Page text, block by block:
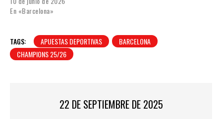
En «Barcelona»
TAGS: APUESTAS DEPORTIVAS
BARCELONA
CHAMPIONS 25/26
22 DE SEPTIEMBRE DE 2025